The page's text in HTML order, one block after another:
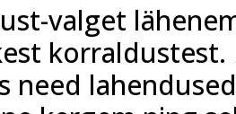
valget
korraldustest.
need